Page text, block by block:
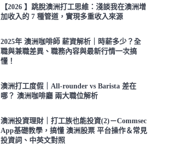
【2026 】跳脫澳洲打工思維：淺談我在澳洲增
加收入的 7 種管道，實現多重收入來源
2025年 澳洲咖啡師 薪資解析｜時薪多少？全
職與兼職差異、職務內容與最新行情一次搞
懂！
澳洲打工度假｜All-rounder vs Barista 差在
哪？ 澳洲咖啡廳 兩大職位解析
澳洲投資理財｜打工族也能投資(2)－Commsec
App基礎教學，搞懂 澳洲股票 平台操作＆常見
投資詞、中英文對照